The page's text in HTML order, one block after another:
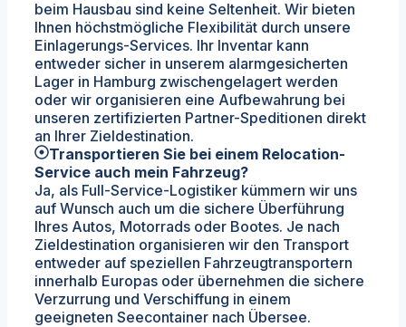
beim Hausbau sind keine Seltenheit. Wir bieten
Ihnen höchstmögliche Flexibilität durch unsere
Einlagerungs-Services. Ihr Inventar kann
entweder sicher in unserem alarmgesicherten
Lager in Hamburg zwischengelagert werden
oder wir organisieren eine Aufbewahrung bei
unseren zertifizierten Partner-Speditionen direkt
an Ihrer Zieldestination.
Transportieren Sie bei einem Relocation-
Service auch mein Fahrzeug?
Ja, als Full-Service-Logistiker kümmern wir uns
auf Wunsch auch um die sichere Überführung
Ihres Autos, Motorrads oder Bootes. Je nach
Zieldestination organisieren wir den Transport
entweder auf speziellen Fahrzeugtransportern
innerhalb Europas oder übernehmen die sichere
Verzurrung und Verschiffung in einem
geeigneten Seecontainer nach Übersee.